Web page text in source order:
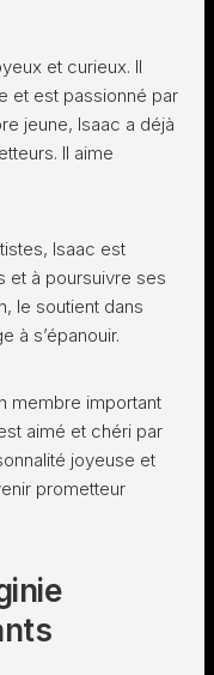
et curieux. Il
et est passionné par
jeune, Isaac a déjà
Il aime
Isaac est
et à poursuivre ses
le soutient dans
à s’épanouir.
membre important
aimé et chéri par
joyeuse et
prometteur